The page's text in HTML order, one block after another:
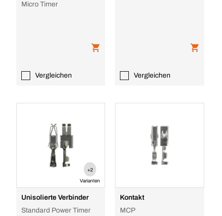
Micro Timer
Vergleichen Vergleichen
+2
Varianten
Unisolierte Verbinder
Standard Power Timer
Kontakt
MCP